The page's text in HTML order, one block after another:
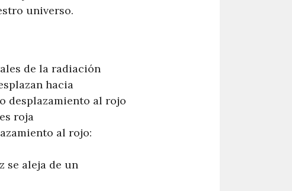
universo.
de la radiación
hacia
desplazamiento al rojo
roja
al rojo:
se aleja de un